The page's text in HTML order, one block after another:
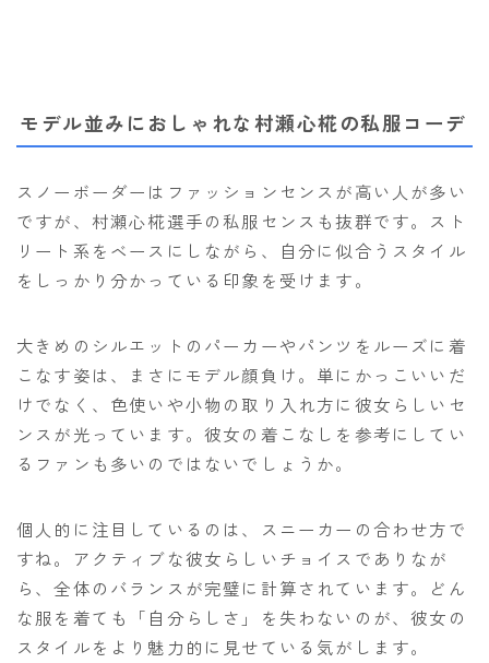
モデル並みにおしゃれな村瀬心椛の私服コーデ
スノーボーダーはファッションセンスが高い人が多い
ですが、村瀬心椛選手の私服センスも抜群です。スト
リート系をベースにしながら、自分に似合うスタイル
をしっかり分かっている印象を受けます。
大きめのシルエットのパーカーやパンツをルーズに着
こなす姿は、まさにモデル顔負け。単にかっこいいだ
けでなく、色使いや小物の取り入れ方に彼女らしいセ
ンスが光っています。彼女の着こなしを参考にしてい
るファンも多いのではないでしょうか。
個人的に注目しているのは、スニーカーの合わせ方で
すね。アクティブな彼女らしいチョイスでありなが
ら、全体のバランスが完璧に計算されています。どん
な服を着ても「自分らしさ」を失わないのが、彼女の
スタイルをより魅力的に見せている気がします。